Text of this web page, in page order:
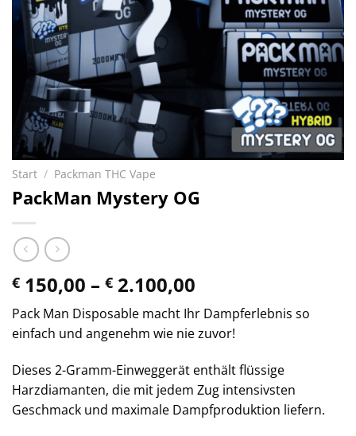
Start / Packman THC Vape
PackMan Mystery OG
€ 150,00 – € 2.100,00
€ 150,00
bis
€ 2.100,00
Pack Man Disposable macht Ihr Dampferlebnis so
einfach und angenehm wie nie zuvor!
Dieses 2-Gramm-Einweggerät enthält flüssige
Harzdiamanten, die mit jedem Zug intensivsten
Geschmack und maximale Dampfproduktion liefern.